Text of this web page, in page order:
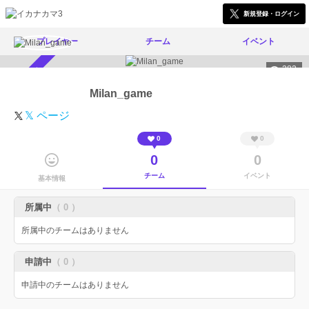
新規登録・ログイン
プレイヤー チーム イベント
282
Milan_game
𝕏 ページ
基本情報
0
0
チーム
0
0
イベント
所属中 （ 0 ）
所属中のチームはありません
申請中 （ 0 ）
申請中のチームはありません